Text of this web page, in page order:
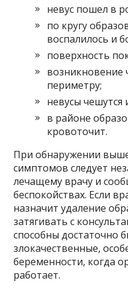
невус пошел в
по кругу
воспалилось и
поверхность
возникновение
периметру;
невусы
в районе
кровоточит.
При обнаружении
симптомов следует
лечащему врачу и
беспокойствах. Если
назначит удаление
затягивать с
способны достаточно
злокачественные,
беременности, когда
работает.